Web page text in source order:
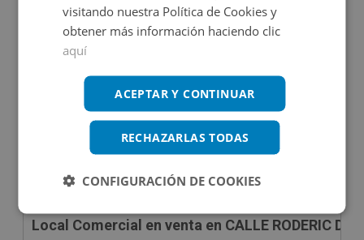
59.000€
+ 198m
Local Comercial en venta en CALLE RODERIC
visitando nuestra Política de Cookies y
obtener más información haciendo clic
aquí
ACEPTAR Y CONTINUAR
RECHAZARLAS TODAS
CONFIGURACIÓN DE COOKIES